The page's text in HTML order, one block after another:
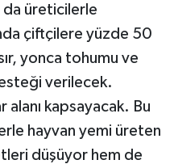
da üreticilerle
çiftçilere yüzde 50
yonca tohumu ve
verilecek.
kapsayacak. Bu
hayvan yemi üreten
düşüyor hem de